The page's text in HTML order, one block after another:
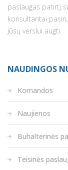
paslaugas patirtį
konsultantai
jūsų verslui augti.
NAUDINGOS
Komandos
Naujienos
Buhalterinės
Teisinės